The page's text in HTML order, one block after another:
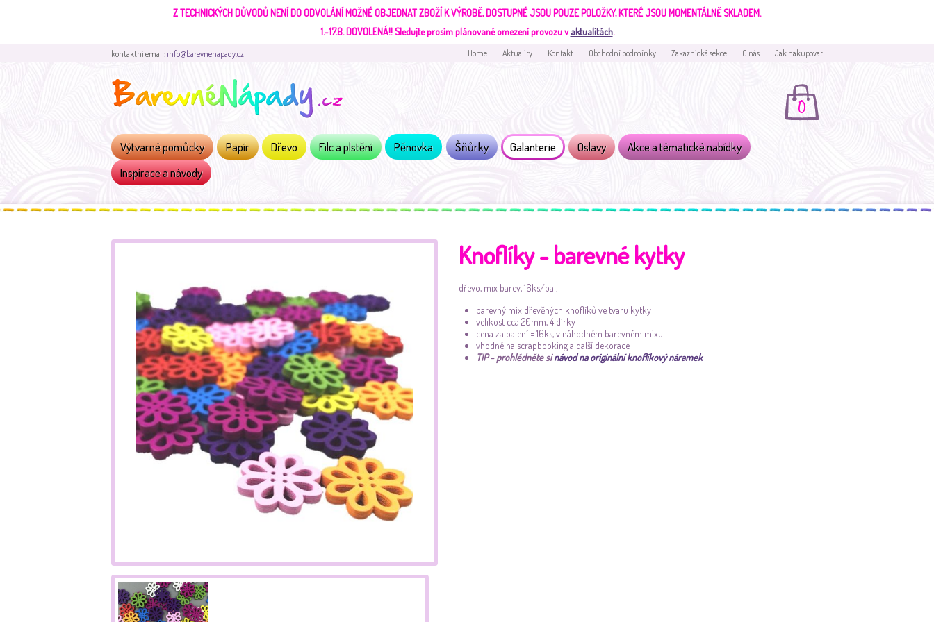
Z TECHNICKÝCH DŮVODŮ NENÍ DO ODVOLÁNÍ MOŽNÉ OBJEDNAT ZBOŽÍ K VÝROBĚ, DOSTUPNÉ JSOU POUZE POLOŽKY, KTERÉ JSOU MOMENTÁLNĚ SKLADEM.
1.-17.8. DOVOLENÁ!!Sledujte prosím plánované omezení provozu vaktualitách.
kontaktní email:info@barevnenapady.cz Home Aktuality Kontakt Obchodní podmínky Zakaznická sekce O nás Jak nakupovat
0
Výtvarné pomůcky Papír Dřevo Filc a plstění Pěnovka Šňůrky Galanterie Oslavy
Akce a tématické nabídky
Inspirace a návody
Knoflíky - barevné kytky
dřevo, mix barev, 16ks/bal.
barevný mix dřevěných knoflíků ve tvaru kytky
velikost cca 20mm, 4 dírky
cena za balení = 16ks, v náhodném barevném mixu
vhodné na scrapbooking a další dekorace
TIP - prohlédněte sinávod na originální knoflíkový náramek